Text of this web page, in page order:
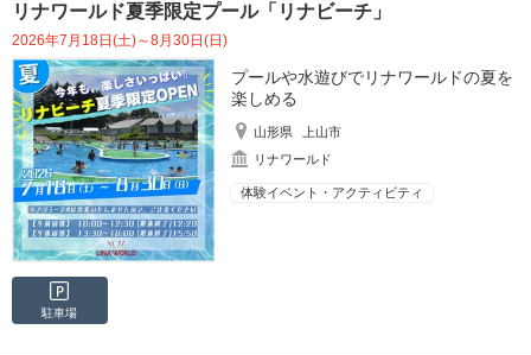
リナワールド夏季限定プール「リナビーチ」
2026年7月18日(土)～8月30日(日)
プールや水遊びでリナワールドの夏を
楽しめる
山形県
上山市
リナワールド
体験イベント・アクティビティ
駐車場